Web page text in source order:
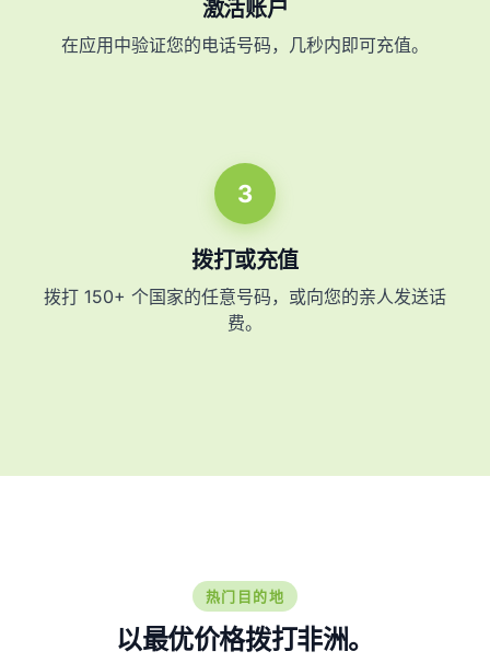
激活账户
在应用中验证您的电话号码，几秒内即可充值。
3
拨打或充值
拨打 150+ 个国家的任意号码，或向您的亲人发送话
费。
热门目的地
以最优价格拨打非洲。